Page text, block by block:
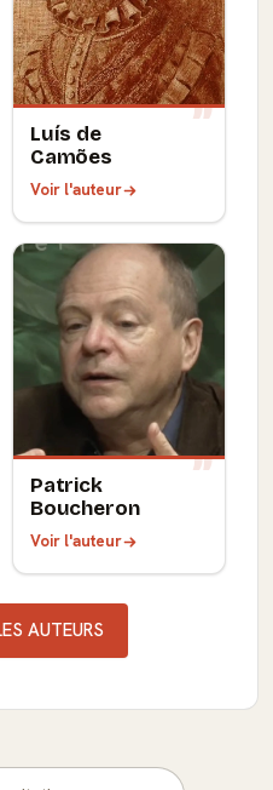
Luís de
Camões
Voir l'auteur
Patrick
Boucheron
Voir l'auteur
AUTEURS